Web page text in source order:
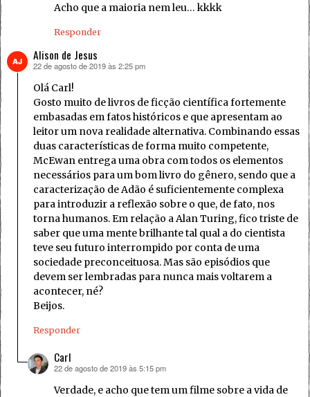
Acho que a maioria nem leu… kkkk
Responder
Alison de Jesus
disse:
22 de agosto de 2019 às 2:25 pm
Olá Carl!
Gosto muito de livros de ficção científica fortemente
embasadas em fatos históricos e que apresentam ao
leitor um nova realidade alternativa. Combinando essas
duas características de forma muito competente,
McEwan entrega uma obra com todos os elementos
necessários para um bom livro do gênero, sendo que a
caracterização de Adão é suficientemente complexa
para introduzir a reflexão sobre o que, de fato, nos
torna humanos. Em relação a Alan Turing, fico triste de
saber que uma mente brilhante tal qual a do cientista
teve seu futuro interrompido por conta de uma
sociedade preconceituosa. Mas são episódios que
devem ser lembradas para nunca mais voltarem a
acontecer, né?
Beijos.
Responder
Carl
disse:
22 de agosto de 2019 às 5:15 pm
Verdade, e acho que tem um filme sobre a vida de